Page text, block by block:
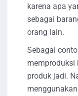
karena apa
sebagai
orang lain.
Sebagai
memproduksi
produk jadi.